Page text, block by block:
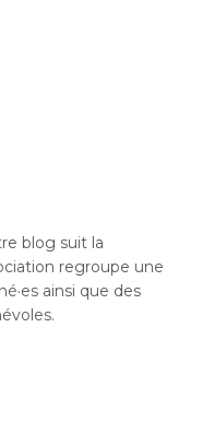
blog suit la
regroupe une
ainsi que des